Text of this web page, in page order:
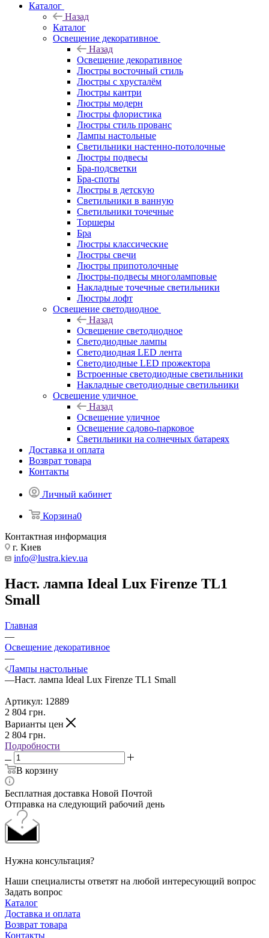
Каталог
Назад
Каталог
Освещение декоративное
Назад
Освещение декоративное
Люстры восточный стиль
Люстры с хрусталём
Люстры кантри
Люстры модерн
Люстры флористика
Люстры стиль прованс
Лампы настольные
Светильники настенно-потолочные
Люстры подвесы
Бра-подсветки
Бра-споты
Люстры в детскую
Светильники в ванную
Светильники точечные
Торшеры
Бра
Люстры классические
Люстры свечи
Люстры припотолочные
Люстры-подвесы многоламповые
Накладные точечные светильники
Люстры лофт
Освещение светодиодное
Назад
Освещение светодиодное
Светодиодные лампы
Светодиодная LED лента
Светодиодные LED прожектора
Встроенные светодиодные светильники
Накладные светодиодные светильники
Освещение уличное
Назад
Освещение уличное
Освещение садово-парковое
Светильники на солнечных батареях
Доставка и оплата
Возврат товара
Контакты
Личный кабинет
Корзина0
Контактная информация
г. Киев
info@lustra.kiev.ua
Наст. лампа Ideal Lux Firenze TL1
Small
Главная
—
Освещение декоративное
—
Лампы настольные
—Наст. лампа Ideal Lux Firenze TL1 Small
Артикул: 12889
2 804 грн.
Варианты цен
2 804 грн.
Подробности
В корзину
Бесплатная доставка Новой Почтой
Отправка на следующий рабочий день
Нужна консультация?
Наши специалисты ответят на любой интересующий вопрос
Задать вопрос
Каталог
Доставка и оплата
Возврат товара
Контакты